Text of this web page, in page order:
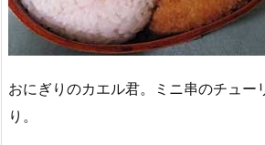
おにぎりのカエル君。ミニ串のチュー
り。